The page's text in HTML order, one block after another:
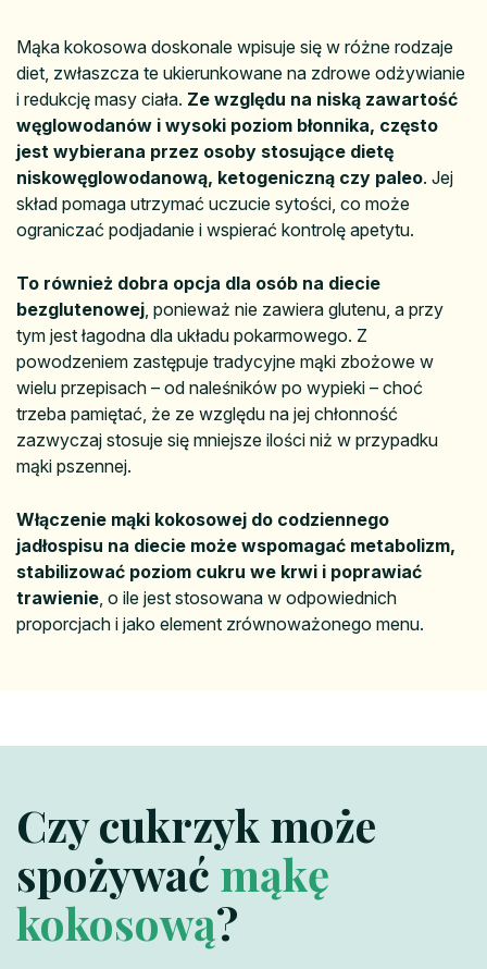
Mąka kokosowa doskonale wpisuje się w różne rodzaje
diet, zwłaszcza te ukierunkowane na zdrowe odżywianie
i redukcję masy ciała. Ze względu na niską zawartość
węglowodanów i wysoki poziom błonnika, często
jest wybierana przez osoby stosujące dietę
niskowęglowodanową, ketogeniczną czy paleo. Jej
skład pomaga utrzymać uczucie sytości, co może
ograniczać podjadanie i wspierać kontrolę apetytu.
To również dobra opcja dla osób na diecie
bezglutenowej , ponieważ nie zawiera glutenu, a przy
tym jest łagodna dla układu pokarmowego. Z
powodzeniem zastępuje tradycyjne mąki zbożowe w
wielu przepisach – od naleśników po wypieki – choć
trzeba pamiętać, że ze względu na jej chłonność
zazwyczaj stosuje się mniejsze ilości niż w przypadku
mąki pszennej.
Włączenie mąki kokosowej do codziennego
jadłospisu na diecie może wspomagać metabolizm,
stabilizować poziom cukru we krwi i poprawiać
trawienie , o ile jest stosowana w odpowiednich
proporcjach i jako element zrównoważonego menu.
Czy cukrzyk może
spożywać mąkę
kokosową?